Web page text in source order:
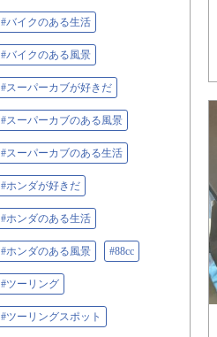
#バイクのある生活
#バイクのある風景
#スーパーカブが好きだ
#スーパーカブのある風景
#スーパーカブのある生活
#ホンダが好きだ
#ホンダのある生活
#ホンダのある風景 #88cc
#ツーリング
#ツーリングスポット